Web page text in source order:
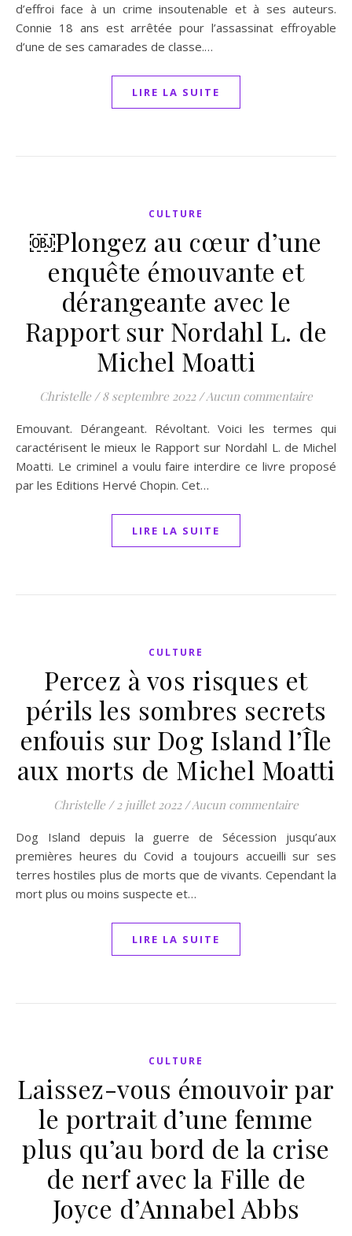
d’effroi face à un crime insoutenable et à ses auteurs.
Connie 18 ans est arrêtée pour l’assassinat effroyable
d’une de ses camarades de classe.…
LIRE LA SUITE
CULTURE
￼Plongez au cœur d’une
enquête émouvante et
dérangeante avec le
Rapport sur Nordahl L. de
Michel Moatti
Christelle / 8 septembre 2022 /Aucun commentaire
Emouvant. Dérangeant. Révoltant. Voici les termes qui
caractérisent le mieux le Rapport sur Nordahl L. de Michel
Moatti. Le criminel a voulu faire interdire ce livre proposé
par les Editions Hervé Chopin. Cet…
LIRE LA SUITE
CULTURE
Percez à vos risques et
périls les sombres secrets
enfouis sur Dog Island l’Île
aux morts de Michel Moatti
Christelle / 2 juillet 2022 /Aucun commentaire
Dog Island depuis la guerre de Sécession jusqu’aux
premières heures du Covid a toujours accueilli sur ses
terres hostiles plus de morts que de vivants. Cependant la
mort plus ou moins suspecte et…
LIRE LA SUITE
CULTURE
Laissez-vous émouvoir par
le portrait d’une femme
plus qu’au bord de la crise
de nerf avec la Fille de
Joyce d’Annabel Abbs